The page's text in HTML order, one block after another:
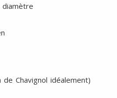
Chavignol idéalement)